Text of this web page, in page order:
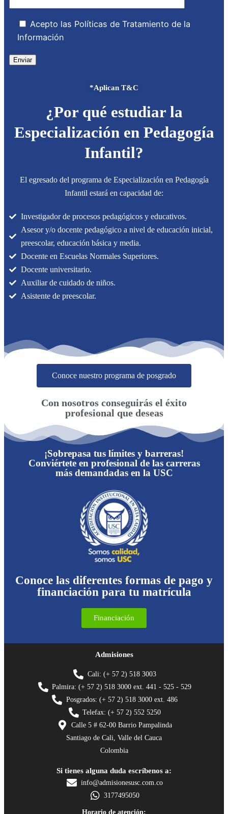
¿Por qué estudiar la
Especialización en Pedagogía
Infantil?
El egresado del programa de Especialización en Pedagogía
Infantil estará en capacidad de:
Investigador de procesos pedagógicos y educativos.
Asesor y/o docente pedagógico a nivel de educación inicial,
preescolar, educación básica y media.
Docente en Escuelas Normales Superiores.
Docente universitario.
Auxiliar de cuidado de niños.
Asistente de preescolar.
Acepto las Políticas de Tratamiento de la
Información
*Aplican T&C
Conoce nuestro programa de posgrado
Con nosotros conseguirás el éxito
profesional que deseas
¡Sobrepasa tus límites y barreras!
Conviértete en profesional de las carreras
más demandadas en la USC
Conoce las diferentes formas de pago y
financiación para tu matrícula
Financiación
Admisiones
Cali: (+ 57 2) 518 3003
Palmira: (+ 57 2) 518 3000 ext. 441 - 525 - 529
Posgrados: (+ 57 2) 518 3000 ext. 486
Telefax: (+ 57 2) 552 5250
Calle 5 # 62-00 Barrio Pampalinda
Santiago de Cali, Valle del Cauca
Colombia
Si tienes alguna duda escríbenos a:
info@admisionesusc.com.co
3177495050
Horario de atención: